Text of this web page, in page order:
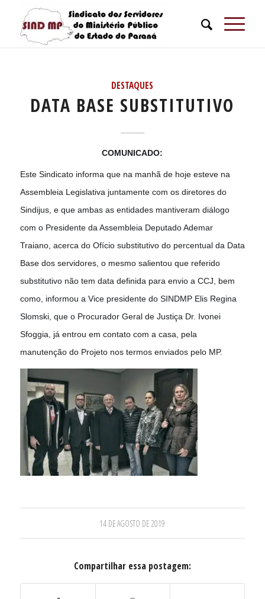
DESTAQUES
DATA BASE SUBSTITUTIVO
COMUNICADO:
Este Sindicato informa que na manhã de hoje esteve na
Assembleia Legislativa juntamente com os diretores do
Sindijus, e que ambas as entidades mantiveram diálogo
com o Presidente da Assembleia Deputado Ademar
Traiano, acerca do Ofício substitutivo do percentual da Data
Base dos servidores, o mesmo salientou que referido
substitutivo não tem data definida para envio a CCJ, bem
como, informou a Vice presidente do SINDMP Elis Regina
Slomski, que o Procurador Geral de Justiça Dr. Ivonei
Sfoggia, já entrou em contato com a casa, pela
manutenção do Projeto nos termos enviados pelo MP.
14 DE AGOSTO DE 2019
Compartilhar essa postagem: